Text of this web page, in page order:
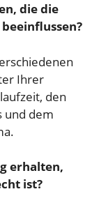
die die
Ihrer
den
und dem
erhalten,
ist?